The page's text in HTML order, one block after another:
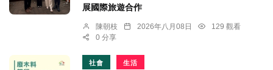
展國際旅遊合作
陳朝枝 2026年八月08日
129 觀看
0 分享
社會 生活